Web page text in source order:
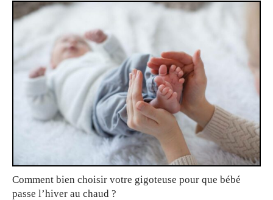
Comment bien choisir votre gigoteuse pour que bébé
passe l’hiver au chaud ?